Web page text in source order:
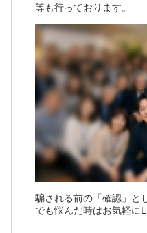
等も行っております。
騙される前の「確認」と
でも悩んだ時はお気軽に